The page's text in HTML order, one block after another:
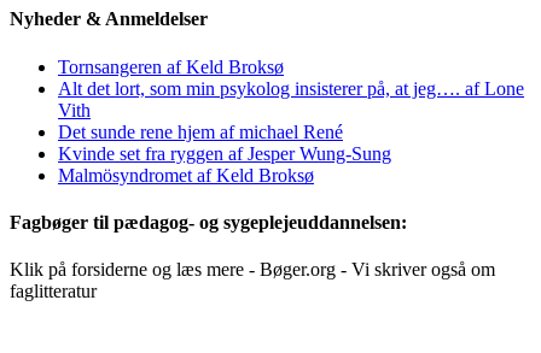
Nyheder & Anmeldelser
Tornsangeren af Keld Broksø
Alt det lort, som min psykolog insisterer på, at jeg…. af Lone
Vith
Det sunde rene hjem af michael René
Kvinde set fra ryggen af Jesper Wung-Sung
Malmösyndromet af Keld Broksø
Fagbøger til pædagog- og sygeplejeuddannelsen:
Klik på forsiderne og læs mere - Bøger.org - Vi skriver også om
faglitteratur